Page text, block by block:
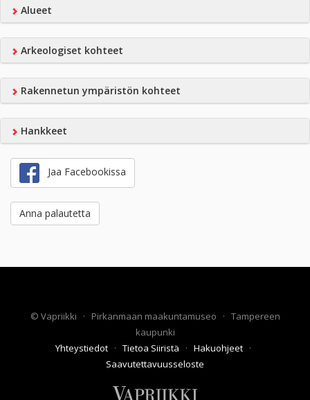
Alueet
Arkeologiset kohteet
Rakennetun ympäristön kohteet
Hankkeet
Jaa Facebookissa
Anna palautetta
© Vapriikki · Pirkanmaan maakuntamuseo · Tampereen
kaupunki
Yhteystiedot · Tietoa Siiristä · Hakuohjeet ·
Saavutettavuusseloste